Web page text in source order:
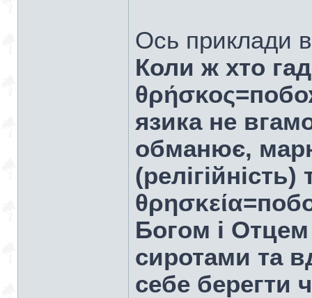
Ось приклади
Коли ж хто
язика не
обманює,
Богом і
сиротами та
себе берегти